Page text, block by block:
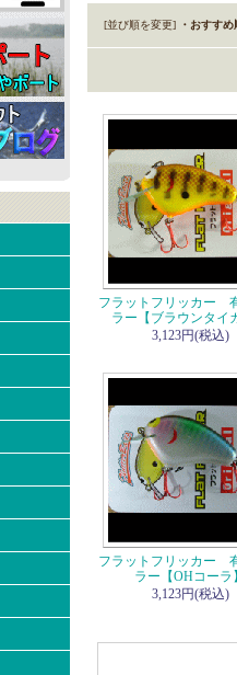
[並び順を変更] ・おすすめ
フラットフリッカー
ラー【ブラウンタイ
3,123円(税込)
フラットフリッカー
ラー【OHコーラ
3,123円(税込)